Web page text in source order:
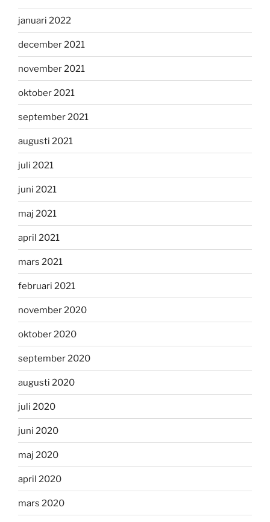
januari 2022
december 2021
november 2021
oktober 2021
september 2021
augusti 2021
juli 2021
juni 2021
maj 2021
april 2021
mars 2021
februari 2021
november 2020
oktober 2020
september 2020
augusti 2020
juli 2020
juni 2020
maj 2020
april 2020
mars 2020